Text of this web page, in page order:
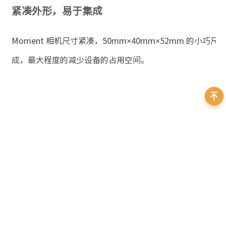
紧凑外形，易于集成
Moment相机尺寸紧凑，50mm×40mm×52mm 的小巧尺
成，最大程度的减少设备的占用空间。